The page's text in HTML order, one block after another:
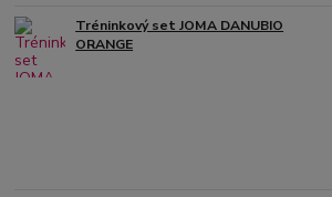
Tréninkový set JOMA DANUBIO
ORANGE